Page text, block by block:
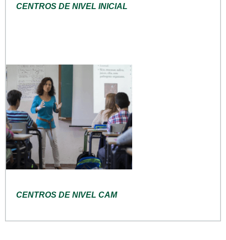
CENTROS DE NIVEL INICIAL
CENTROS DE NIVEL CAM